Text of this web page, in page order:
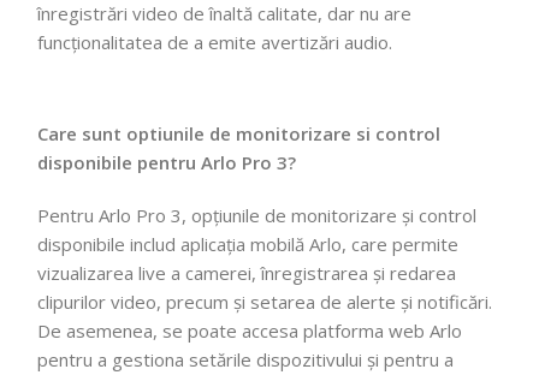
înregistrări video de înaltă calitate, dar nu are
funcționalitatea de a emite avertizări audio.
Care sunt optiunile de monitorizare si control
disponibile pentru Arlo Pro 3?
Pentru Arlo Pro 3, opțiunile de monitorizare și control
disponibile includ aplicația mobilă Arlo, care permite
vizualizarea live a camerei, înregistrarea și redarea
clipurilor video, precum și setarea de alerte și notificări.
De asemenea, se poate accesa platforma web Arlo
pentru a gestiona setările dispozitivului și pentru a